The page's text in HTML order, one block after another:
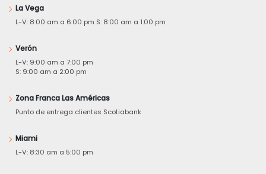
La Vega
L-V: 8:00 am a 6:00 pm S: 8:00 am a 1:00 pm
Verón
L-V: 9:00 am a 7:00 pm
S: 9:00 am a 2:00 pm
Zona Franca Las Américas
Punto de entrega clientes Scotiabank
Miami
L-V: 8:30 am a 5:00 pm